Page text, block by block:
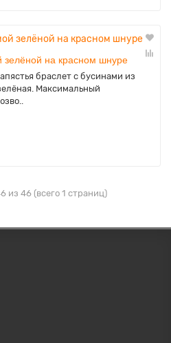
на красном шнуре
браслет с бусинами из
Максимальный
из 46 (всего 1 страниц)